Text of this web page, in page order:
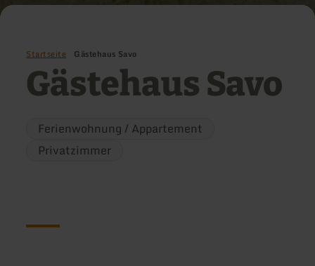
Startseite Gästehaus Savo
Gästehaus Savo
Ferienwohnung / Appartement
Privatzimmer